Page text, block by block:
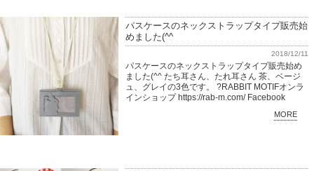
パスケースのネックストラップタイプ販売始
めました(^^
2018/12/11
パスケースのネックストラップタイプ販売始め
ました(^^ たち耳さん、たれ耳さん 茶、ベージ
ュ、グレイの3色です。 ?RABBIT MOTIFオンラ
インショップ https://rab-m.com/ Facebook
MORE